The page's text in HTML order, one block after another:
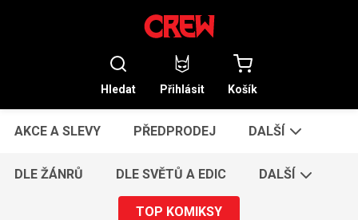
Hledat Přihlásit Košík
AKCE A SLEVY PŘEDPRODEJ DALŠÍ
DLE ŽÁNRŮ DLE SVĚTŮ A EDIC DALŠÍ
TOP KOMIKSY